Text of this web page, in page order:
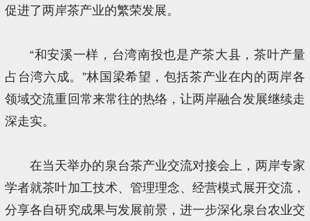
促进了两岸茶产业的繁荣发展。
“和安溪一样，台湾南投也是产茶大县，茶叶产量
占台湾六成。”林国梁希望，包括茶产业在内的两岸各
领域交流重回常来常往的热络，让两岸融合发展继续走
深走实。
在当天举办的泉台茶产业交流对接会上，两岸专家
学者就茶叶加工技术、管理理念、经营模式展开交流，
分享各自研究成果与发展前景，进一步深化泉台农业交